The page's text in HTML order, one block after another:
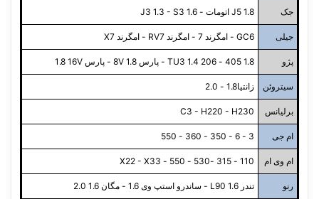
جک J5 1.8 اتومات - J3 1.3 - S3 1.6
جیلی GC6 - امگرند 7 - امگرند RV7 - امگرند X7
پژو 1.8 405 - 206 TU3 1.4 - پارس 8V 1.8 - پارس 1.8 16V
سیتروئن زانتیا1.8 - 2.0
برلیانس C3 - H220 - H230
ام جی 3 - 6 - 350 - 360 - 550
ام وی ام 110 - 315 -530 - 550 - X22 - X33
رنو تندر L90 1.6 - ساندرو استپ وی 1.6 - مگان 1.6 2.0